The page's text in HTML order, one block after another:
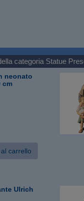
categoria Statue
neonato
cm
carrello
Ulrich